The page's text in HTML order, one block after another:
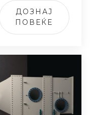
ДОЗНАЈ
ПОВЕЌЕ